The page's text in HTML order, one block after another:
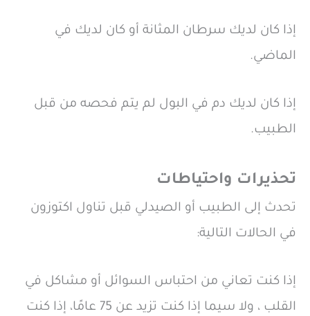
إذا كان لديك سرطان المثانة أو كان لديك في
الماضي.
إذا كان لديك دم في البول لم يتم فحصه من قبل
الطبيب.
تحذيرات واحتياطات
تحدث إلى الطبيب أو الصيدلي قبل تناول اكتوزون
في الحالات التالية:
إذا كنت تعاني من احتباس السوائل أو مشاكل في
القلب ، ولا سيما إذا كنت تزيد عن 75 عامًا، إذا كنت